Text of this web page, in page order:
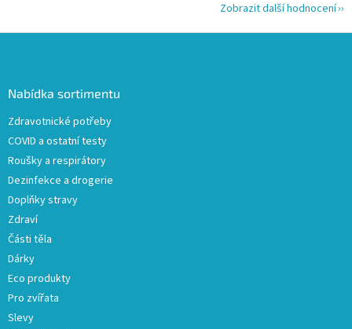
Zobrazit další hodnocení
Nabídka sortimentu
Zdravotnické potřeby
COVID a ostatní testy
Roušky a respirátory
Dezinfekce a drogerie
Doplňky stravy
Zdraví
Části těla
Dárky
Eco produkty
Pro zvířata
Slevy